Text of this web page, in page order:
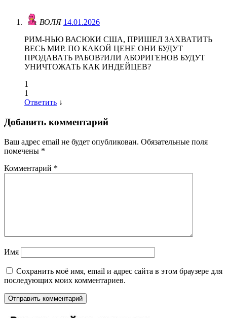
ВОЛЯ 14.01.2026
РИМ-НЬЮ ВАСЮКИ США, ПРИШЕЛ ЗАХВАТИТЬ
ВЕСЬ МИР. ПО КАКОЙ ЦЕНЕ ОНИ БУДУТ
ПРОДАВАТЬ РАБОВ?ИЛИ АБОРИГЕНОВ БУДУТ
УНИЧТОЖАТЬ КАК ИНДЕЙЦЕВ?
1
1
Ответить ↓
Добавить комментарий
Ваш адрес email не будет опубликован. Обязательные поля
помечены *
Комментарий *
Имя
Сохранить моё имя, email и адрес сайта в этом браузере для
последующих моих комментариев.